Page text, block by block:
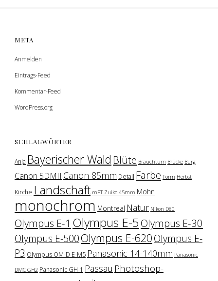
META
Anmelden
Eintrags-Feed
Kommentar-Feed
WordPress.org
SCHLAGWÖRTER
Anja Bayerischer Wald Blüte Brauchtum Brücke Burg
Canon 5DMII Canon 85mm Detail Farbe Form Herbst
Kirche Landschaft mFT Zuiko 45mm Mohn
monochrom Montreal Natur Nikon D80
Olympus E-1 Olympus E-5 Olympus E-30
Olympus E-500Olympus E-620Olympus E-
P3 Olympus OM-D E-M5 Panasonic 14-140mm Panasonic
DMC GH2 Panasonic GH-1 Passau Photoshop-